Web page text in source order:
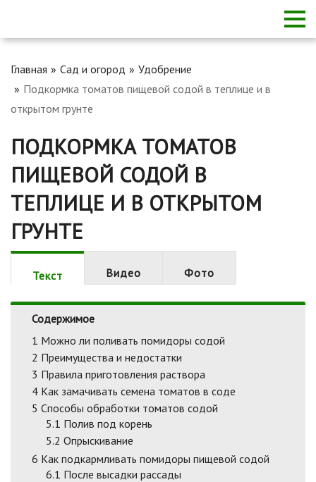
Главная Сад и огород
Удобрение
Подкормка томатов пищевой содой в теплице и в
открытом грунте
ПОДКОРМКА ТОМАТОВ
ПИЩЕВОЙ СОДОЙ В
ТЕПЛИЦЕ И В ОТКРЫТОМ
ГРУНТЕ
Текст Видео Фото
Содержимое
1 Можно ли поливать помидоры содой
2 Преимущества и недостатки
3 Правила приготовления раствора
4 Как замачивать семена томатов в соде
5 Способы обработки томатов содой
5.1 Полив под корень
5.2 Опрыскивание
6 Как подкармливать помидоры пищевой содой
6.1 После высадки рассады